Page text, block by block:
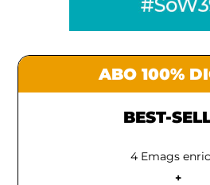
ABO 100%
BEST-
4 Emags
+